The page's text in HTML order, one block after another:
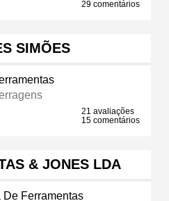
29 comentários
SIMÕES
21 avaliações
15 comentários
& JONES LDA
De Ferramentas